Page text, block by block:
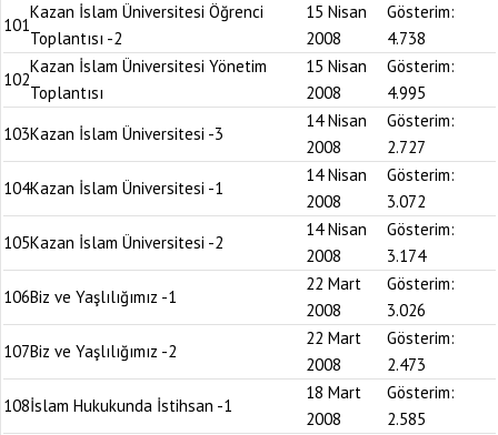
101
Kazan İslam Üniversitesi Öğrenci
Toplantısı -2
15 Nisan
2008
Gösterim:
4.738
102
Kazan İslam Üniversitesi Yönetim
Toplantısı
15 Nisan
2008
Gösterim:
4.995
103Kazan İslam Üniversitesi -3
14 Nisan
2008
Gösterim:
2.727
104Kazan İslam Üniversitesi -1
14 Nisan
2008
Gösterim:
3.072
105Kazan İslam Üniversitesi -2
14 Nisan
2008
Gösterim:
3.174
106Biz ve Yaşlılığımız -1
22 Mart
2008
Gösterim:
3.026
107Biz ve Yaşlılığımız -2
22 Mart
2008
Gösterim:
2.473
108İslam Hukukunda İstihsan -1
18 Mart
2008
Gösterim:
2.585